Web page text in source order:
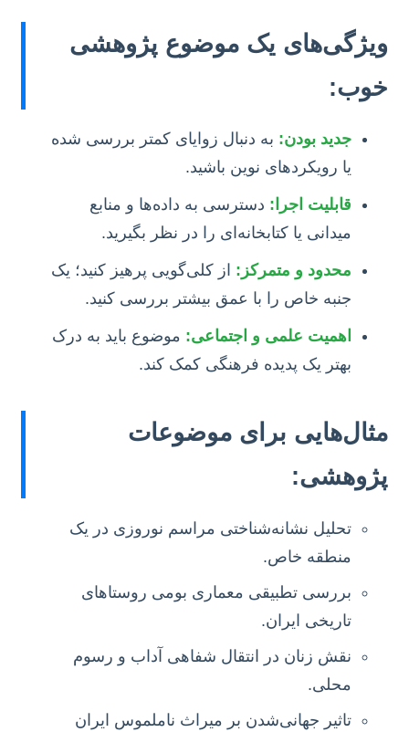
ویژگی‌های یک موضوع پژوهشی
خوب:
جدید بودن: به دنبال زوایای کمتر بررسی شده
یا رویکردهای نوین باشید.
قابلیت اجرا: دسترسی به داده‌ها و منابع
میدانی یا کتابخانه‌ای را در نظر بگیرید.
محدود و متمرکز: از کلی‌گویی پرهیز کنید؛ یک
جنبه خاص را با عمق بیشتر بررسی کنید.
اهمیت علمی و اجتماعی: موضوع باید به درک
بهتر یک پدیده فرهنگی کمک کند.
مثال‌هایی برای موضوعات
پژوهشی:
تحلیل نشانه‌شناختی مراسم نوروزی در یک
منطقه خاص.
بررسی تطبیقی معماری بومی روستاهای
تاریخی ایران.
نقش زنان در انتقال شفاهی آداب و رسوم
محلی.
تاثیر جهانی‌شدن بر میراث ناملموس ایران